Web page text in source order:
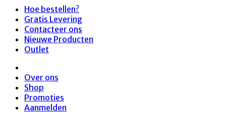
Hoe bestellen?
Gratis Levering
Contacteer ons
Nieuwe Producten
Outlet
Over ons
Shop
Promoties
Aanmelden